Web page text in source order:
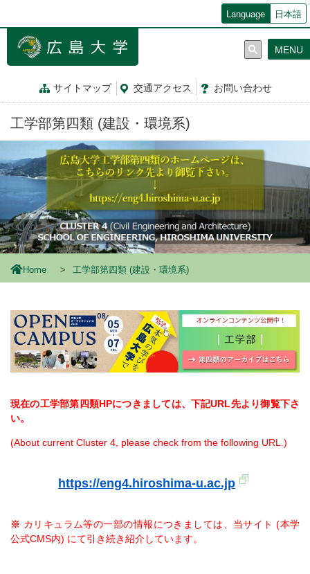
ン
Language 日本語
サイトマップ 交通アクセス お問い合わせ
MENU
工学部第四類 (建設・環境系)
Home 工学部第四類 (建設・環境系)
現在の工学部第四類HPにつきましては、下記URL先より御覧下さ
い。
(About current Cluster 4, please check from the following URL.)
https://eng4.hiroshima-u.ac.jp
※ カリキュラム等の一部の情報につきましては、当サイト (本学
公式CMS内) にて引き続き紹介しています。